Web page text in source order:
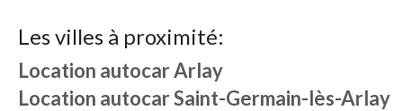
Les villes à proximité:
Location autocarArlay
Location autocarSaint-Germain-lès-Arlay